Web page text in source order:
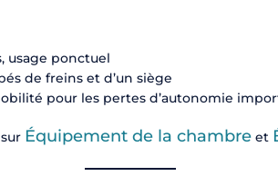
usage ponctuel
de freins et d’un siège
pour les pertes d’autonomie
Équipement de la chambre et